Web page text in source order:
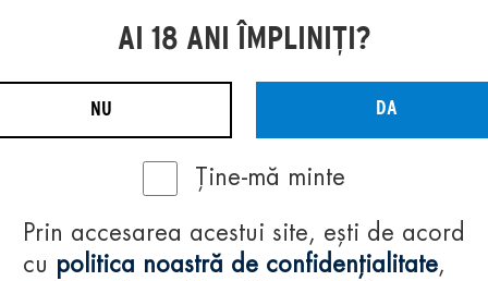
AI 18 ANI ÎMPLINIȚI?
NU DA
Ține-mă minte
Prin accesarea acestui site, ești de acord
cu politica noastră de confidențialitate,